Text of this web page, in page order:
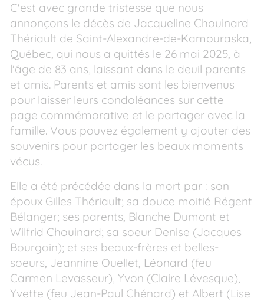
C'est avec grande tristesse que nous
annonçons le décès de Jacqueline Chouinard
Thériault de Saint-Alexandre-de-Kamouraska,
Québec, qui nous a quittés le 26 mai 2025, à
l'âge de 83 ans, laissant dans le deuil parents
et amis. Parents et amis sont les bienvenus
pour laisser leurs condoléances sur cette
page commémorative et le partager avec la
famille. Vous pouvez également y ajouter des
souvenirs pour partager les beaux moments
vécus.
Elle a été précédée dans la mort par : son
époux Gilles Thériault; sa douce moitié Régent
Bélanger; ses parents, Blanche Dumont et
Wilfrid Chouinard; sa soeur Denise (Jacques
Bourgoin); et ses beaux-frères et belles-
soeurs, Jeannine Ouellet, Léonard (feu
Carmen Levasseur), Yvon (Claire Lévesque),
Yvette (feu Jean-Paul Chénard) et Albert (Lise